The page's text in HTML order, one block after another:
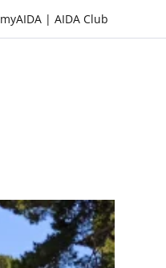
myAIDA | AIDA Club